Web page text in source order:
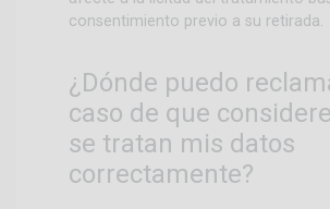
consentimiento previo a su retirada.
¿Dónde puedo
caso de que
se tratan mis datos
correctamente?